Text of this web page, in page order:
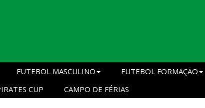
FUTEBOL MASCULINO FUTEBOL FORMAÇÃO
CUP CAMPO DE FÉRIAS